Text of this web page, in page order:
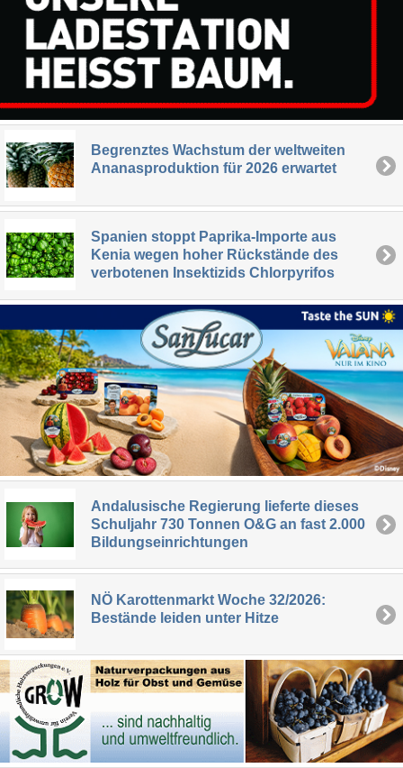
Begrenztes Wachstum der weltweiten
Ananasproduktion für 2026 erwartet
Spanien stoppt Paprika-Importe aus
Kenia wegen hoher Rückstände des
verbotenen Insektizids Chlorpyrifos
Andalusische Regierung lieferte dieses
Schuljahr 730 Tonnen O&G an fast 2.000
Bildungseinrichtungen
NÖ Karottenmarkt Woche 32/2026:
Bestände leiden unter Hitze